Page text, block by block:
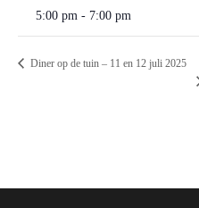
5:00 pm - 7:00 pm
Diner op de tuin – 11 en 12 juli 2025